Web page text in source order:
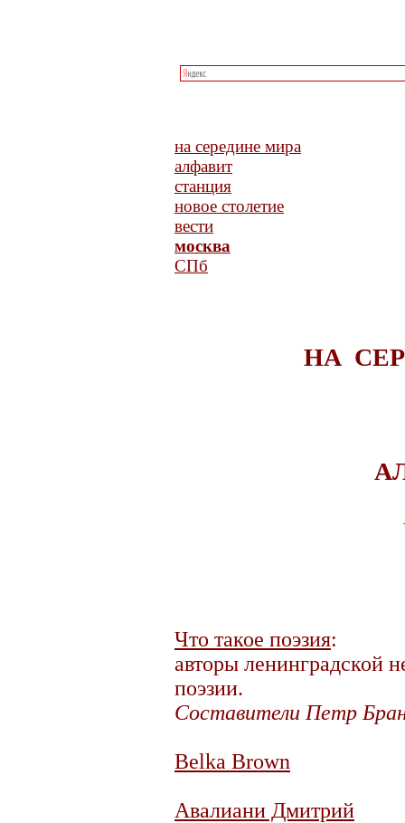
на середине мира
алфавит
станция
новое столетие
вести
москва
СПб
НА
Что такое поэзия:
авторы ленинградской
поэзии.
Составители Петр
Belka Brown
Авалиани Дмитрий